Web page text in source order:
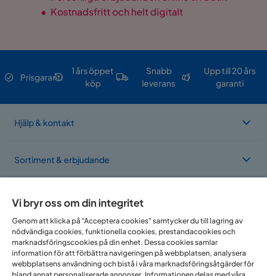
• Kostnadsfritt och helt digitalt
Prisgaranti
1 års öppet
köp
Snabb
leverans
Upp till 20 års
garanti
Hjälp & kontakt
Sortiment & erbjudande
Om Trademax
Vi finns i flera länder
Vi bryr oss om din integritet
Genom att klicka på "Acceptera cookies" samtycker du till lagring av
nödvändiga cookies, funktionella cookies, prestandacookies och
marknadsföringscookies på din enhet. Dessa cookies samlar
information för att förbättra navigeringen på webbplatsen, analysera
webbplatsens användning och bistå i våra marknadsföringsåtgärder för